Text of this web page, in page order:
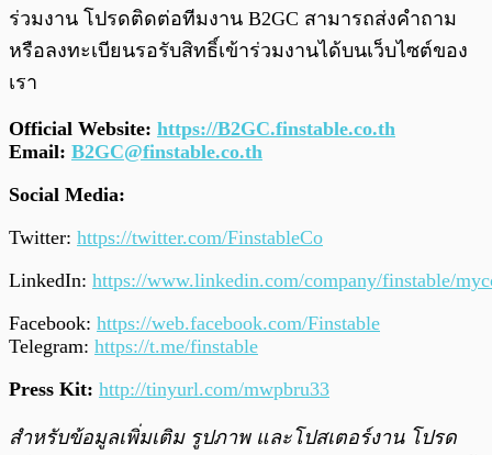
ร่วมงาน โปรดติดต่อทีมงาน B2GC สามารถส่งคำถาม
หรือลงทะเบียนรอรับสิทธิ์เข้าร่วมงานได้บนเว็บไซต์ของ
เรา
Official Website: https://B2GC.finstable.co.th
Email: B2GC@finstable.co.th
Social Media:
Twitter: https://twitter.com/FinstableCo
LinkedIn: https://www.linkedin.com/company/finstable/
Facebook: https://web.facebook.com/Finstable
Telegram: https://t.me/finstable
Press Kit: http://tinyurl.com/mwpbru33
สำหรับข้อมูลเพิ่มเติม รูปภาพ และโปสเตอร์งาน โปรด